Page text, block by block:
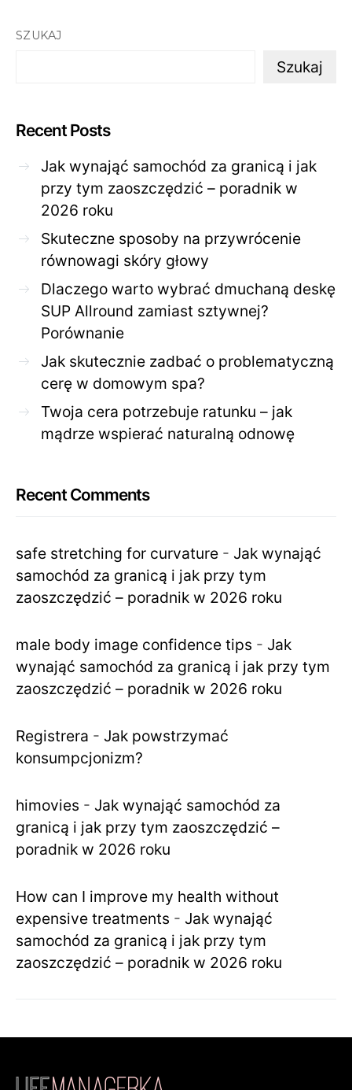
SZUKAJ
Szukaj
Recent Posts
Jak wynająć samochód za granicą i jak
przy tym zaoszczędzić – poradnik w
2026 roku
Skuteczne sposoby na przywrócenie
równowagi skóry głowy
Dlaczego warto wybrać dmuchaną deskę
SUP Allround zamiast sztywnej?
Porównanie
Jak skutecznie zadbać o problematyczną
cerę w domowym spa?
Twoja cera potrzebuje ratunku – jak
mądrze wspierać naturalną odnowę
Recent Comments
safe stretching for curvature - Jak wynająć
samochód za granicą i jak przy tym
zaoszczędzić – poradnik w 2026 roku
male body image confidence tips - Jak
wynająć samochód za granicą i jak przy tym
zaoszczędzić – poradnik w 2026 roku
Registrera - Jak powstrzymać
konsumpcjonizm?
himovies - Jak wynająć samochód za
granicą i jak przy tym zaoszczędzić –
poradnik w 2026 roku
How can I improve my health without
expensive treatments - Jak wynająć
samochód za granicą i jak przy tym
zaoszczędzić – poradnik w 2026 roku